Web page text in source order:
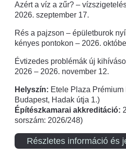
Azért a víz a zűr? –
2026. szeptember 17.
Rés a pajzson – épületburok
kényes pontokon – 2026.
Évtizedes problémák új
2026 – 2026. november 12.
Helyszín: Etele Plaza Prémium
Budapest, Hadak útja 1.)
Építészkamarai akkreditáció:
sorszám: 2026/248)
Részletes információ és